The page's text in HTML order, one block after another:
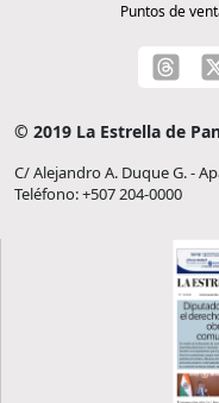
Puntos de
© 2019 La Estrella de
C/ Alejandro A. Duque G. -
Teléfono: +507 204-0000